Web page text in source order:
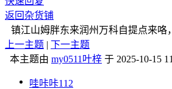
返回杂货铺
镇江山姆胖东来润州万科自提点来
上一主题 | 下一主题
本主题由 my0511叶梓 于 2025-10-15
哇咔咔112